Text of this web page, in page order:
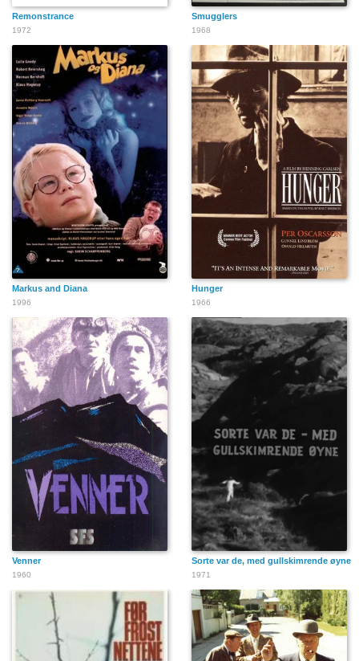
Remonstrance
1972
Smugglers
1968
Markus and Diana
1996
Hunger
1966
Venner
1960
Sorte var de, med gullskimrende øyne
1971